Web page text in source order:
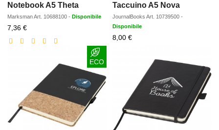
Notebook A5 Theta
MarksmanArt. 10688100 - Disponibile
7,36 €Prezzo
scontato
Taccuino A5 Nova
JournalBooks Art. 10739500 -
Disponibile
8,00 €Prezzo
ECO